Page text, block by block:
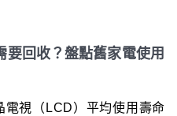
要回收？盤點舊家電使用
電視（LCD）平均使用壽命